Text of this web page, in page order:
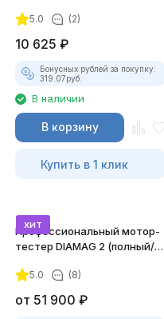
5.0 (2)
10 625 ₽
Бонусных рублей за покупку:
319.07руб.
В наличии
В корзину
Купить в 1 клик
хит
Профессиональный мотор-
тестер DIAMAG 2 (полный/
5.0 (8)
от 51 900 ₽